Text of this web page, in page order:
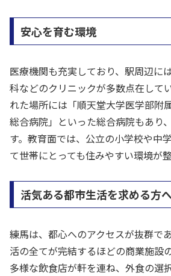
安心を育む環境
医療機関も充実しており、駅周辺に
科などのクリニックが多数点在して
れた場所には「順天堂大学医学部附
総合病院」といった総合病院もあり
す。教育面では、公立の小学校や中
て世帯にとっても住みやすい環境が整
活気ある都市生活を求める方
練馬は、都心へのアクセスが抜群で
活の全てが完結するほどの商業施設
多様な飲食店が軒を連ね、外食の選